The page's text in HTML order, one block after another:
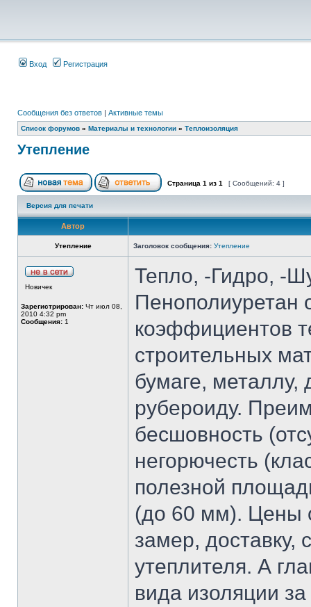
Вход Регистрация
Сообщения без ответов | Активные темы
Список форумов » Материалы и технологии » Теплоизоляция
Утепление
Страница 1 из 1 [ Сообщений: 4 ]
Версия для печати
Автор
Утепление Заголовок сообщения: Утепление
Новичек
Зарегистрирован: Чт июл 08,
2010 4:32 pm
Сообщения: 1
Тепло, -Гидро, -
Пенополиуретан
коэффициентов
строительных
бумаге, металлу,
рубероиду.
бесшовность
негорючесть
полезной
(до 60 мм). Цены
замер, доставку,
утеплителя. А
вида изоляции